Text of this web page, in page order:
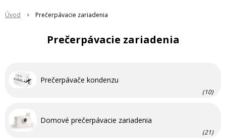
Úvod Prečerpávacie zariadenia
Prečerpávacie zariadenia
Prečerpávače kondenzu
(10)
Domové prečerpávacie zariadenia
(21)